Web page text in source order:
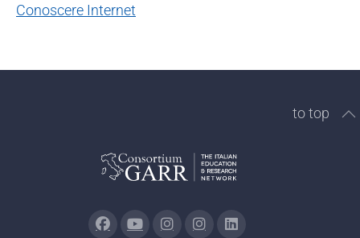
Conoscere Internet
to top